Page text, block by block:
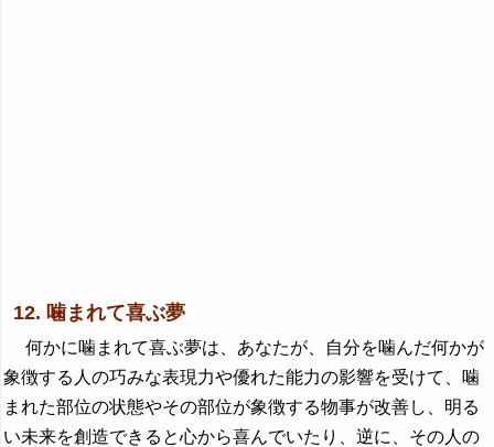
12. 噛まれて喜ぶ夢
何かに噛まれて喜ぶ夢は、あなたが、自分を噛んだ何かが
象徴する人の巧みな表現力や優れた能力の影響を受けて、噛
まれた部位の状態やその部位が象徴する物事が改善し、明る
い未来を創造できると心から喜んでいたり、逆に、その人の